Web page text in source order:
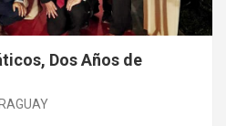
Dos Años de